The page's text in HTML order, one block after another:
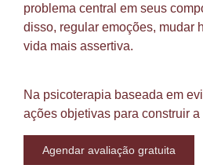
problema central em seus
disso, regular emoções, mudar
vida mais assertiva.
Na psicoterapia baseada em
ações objetivas para construir
Agendar avaliação gratuita